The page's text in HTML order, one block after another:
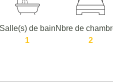
de bain
1
Nbre de
2